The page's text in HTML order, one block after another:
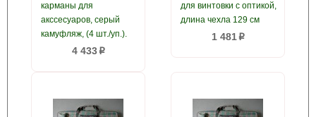
карманы для
акссесуаров, серый
камуфляж, (4 шт./уп.).
4 433p
для винтовки с оптикой,
длина чехла 129 см
1 481 p